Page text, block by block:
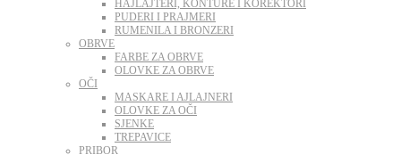
HAJLAJTERI, KONTURE I KOREKTORI
PUDERI I PRAJMERI
RUMENILA I BRONZERI
OBRVE
FARBE ZA OBRVE
OLOVKE ZA OBRVE
OČI
MASKARE I AJLAJNERI
OLOVKE ZA OČI
SJENKE
TREPAVICE
PRIBOR